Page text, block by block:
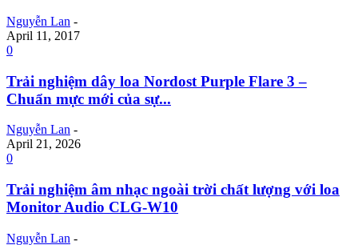
Nguyễn Lan -
April 11, 2017
0
Trải nghiệm dây loa Nordost Purple Flare 3 –
Chuẩn mực mới của sự...
Nguyễn Lan -
April 21, 2026
0
Trải nghiệm âm nhạc ngoài trời chất lượng với loa
Monitor Audio CLG-W10
Nguyễn Lan -